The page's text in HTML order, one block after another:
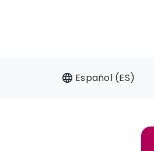
Español (ES)